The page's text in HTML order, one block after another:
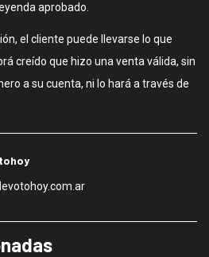
aprobado.
el cliente puede llevarse lo que
creído que hizo una venta válida, sin
a su cuenta, ni lo hará a través de